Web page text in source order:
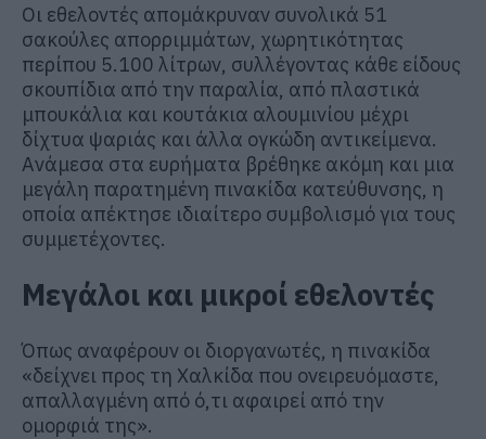
Οι εθελοντές απομάκρυναν συνολικά 51
σακούλες απορριμμάτων, χωρητικότητας
περίπου 5.100 λίτρων, συλλέγοντας κάθε είδους
σκουπίδια από την παραλία, από πλαστικά
μπουκάλια και κουτάκια αλουμινίου μέχρι
δίχτυα ψαριάς και άλλα ογκώδη αντικείμενα.
Ανάμεσα στα ευρήματα βρέθηκε ακόμη και μια
μεγάλη παρατημένη πινακίδα κατεύθυνσης, η
οποία απέκτησε ιδιαίτερο συμβολισμό για τους
συμμετέχοντες.
Μεγάλοι και μικροί εθελοντές
Όπως αναφέρουν οι διοργανωτές, η πινακίδα
«δείχνει προς τη Χαλκίδα που ονειρευόμαστε,
απαλλαγμένη από ό,τι αφαιρεί από την
ομορφιά της».